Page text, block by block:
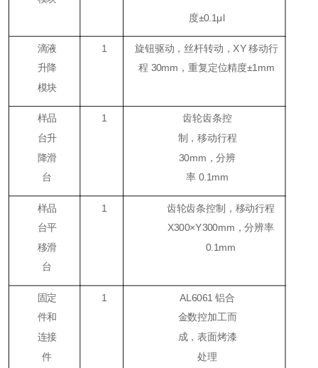
度±0.1μl
滴液
升降
模块
1 旋钮驱动，丝杆转动，XY 移动行
程 30mm，重复定位精度±1mm
样品
台升
降滑
台
1 齿轮齿条控
制，移动行程
30mm，分辨
率 0.1mm
样品
台平
移滑
台
1 齿轮齿条控制，移动行程
X300×Y300mm，分辨率
0.1mm
固定
件和
连接
件
1 AL6061 铝合
金数控加工而
成，表面烤漆
处理